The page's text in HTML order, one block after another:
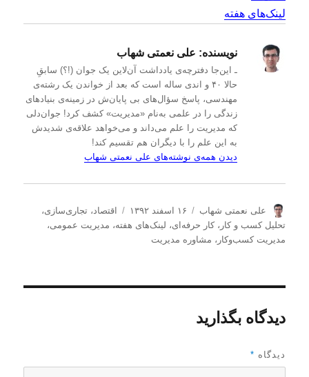
لینک‌های هفته
نویسنده: علی نعمتی شهاب
ـ این‌جا دفترچه‌ی یادداشت‌ آن‌لاین یک جوان (!؟) سابقِ
حالا ۴۰ و اندی ساله است که بعد از خواندن یک رشته‌ی
مهندسی، پاسخ سؤال‌های بی پایان‌ش در زمینه‌ی بنیادهای
زندگی را در علمی به‌نام «مدیریت» کشف کرد! جوان‌دلی
که مدیریت را علم می‌داند و می‌خواهد علاقه‌ی شدیدش
به این علم را با دیگران هم تقسیم کند!
دیدن همه‌ی نوشته‌های علی نعمتی شهاب
ن
و
ی
علی نعمتی شهاب
ا
ر
س
۱۶ اسفند ۱۳۹۲
د
س
اقتصاد ،تجاری‌سازی،
تحلیل كسب و كار ،کار حرفه‌ای، لینک‌های هفته، مدیریت عمومی،
مدیریت كسب‌و‌كار ، مشاوره مدیریت
دیدگاه بگذارید
دیدگاه *